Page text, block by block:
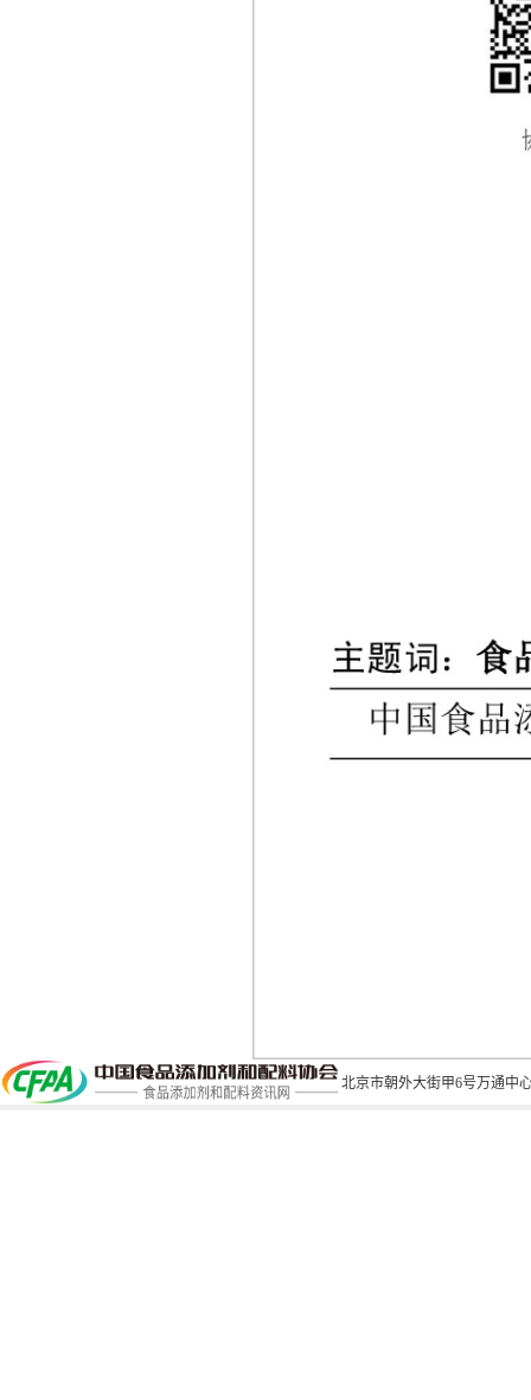
北京市朝外大街甲6号万通中